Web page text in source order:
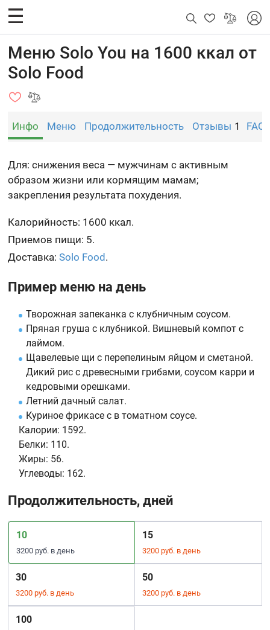
Меню Solo You на 1600 ккал от
Solo Food
Инфо Меню Продолжительность Отзывы 1 FAQ
Для: снижения веса — мужчинам с активным
образом жизни или кормящим мамам;
закрепления результата похудения.
Калорийность: 1600 ккал.
Приемов пищи: 5.
Доставка:Solo Food .
Пример меню на день
Творожная запеканка с клубничным соусом.
Пряная груша с клубникой. Вишневый компот с
лаймом.
Щавелевые щи с перепелиным яйцом и сметаной.
Дикий рис с древесными грибами, соусом карри и
кедровыми орешками.
Летний дачный салат.
Куриное фрикасе с в томатном соусе.
Калории: 1592.
Белки: 110.
Жиры: 56.
Углеводы: 162.
Продолжительность, дней
10
3200 руб. в день
15
3200 руб. в день
30
3200 руб. в день
50
3200 руб. в день
100